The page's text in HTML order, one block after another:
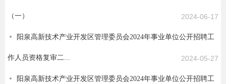
（一） 2024-06-17
阳泉高新技术产业开发区管理委员会2024年事业单位公开招聘工
作人员资格复审二... 2024-05-27
阳泉高新技术产业开发区管理委员会2024年事业单位公开招聘工